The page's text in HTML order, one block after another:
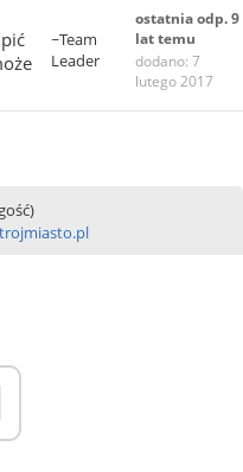
~Team
Leader
ostatnia odp. 9
lat temu
dodano: 7
lutego 2017